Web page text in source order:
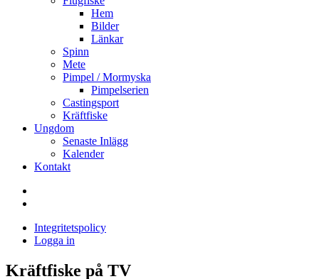
Hem
Bilder
Länkar
Spinn
Mete
Pimpel / Mormyska
Pimpelserien
Castingsport
Kräftfiske
Ungdom
Senaste Inlägg
Kalender
Kontakt
Sandasjön
Integritetspolicy
Logga in
Kräftfiske på TV